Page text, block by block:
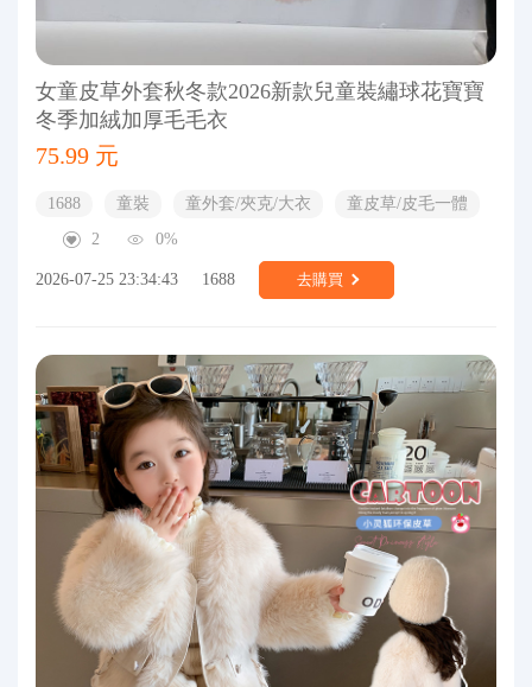
女童皮草外套秋冬款2026新款兒童裝繡球花寶寶
冬季加絨加厚毛毛衣
75.99 元
1688 童裝 童外套/夾克/大衣
童皮草/皮毛一體
2
0%
2026-07-25 23:34:43 1688 去購買